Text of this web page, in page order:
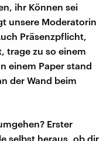
ihr Können sei
unsere Moderatorin
Präsenzpflicht,
trage zu so einem
einem Paper stand
der Wand beim
Erster
selbst heraus, ob dir